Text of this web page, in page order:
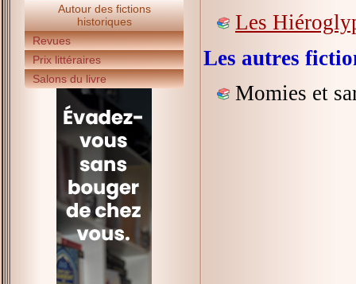
Autour des fictions
historiques
Revues
Prix littéraires
Salons du livre
Les
Les autres
Momies et